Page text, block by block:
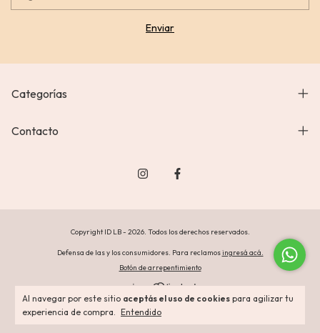
Al navegar por este sitio aceptás el uso de cookies para agilizar tu
experiencia de compra. Entendido
Categorías
Contacto
Copyright ID LB - 2026. Todos los derechos reservados.
Defensa de las y los consumidores. Para reclamosingresá acá.
Botón de arrepentimiento